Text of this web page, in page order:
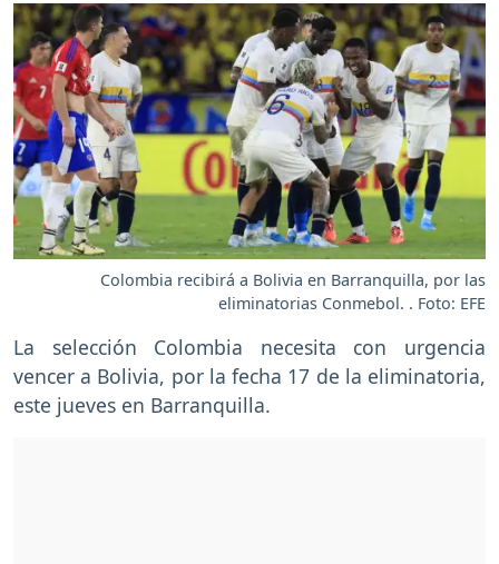
Colombia recibirá a Bolivia en Barranquilla, por las
eliminatorias Conmebol. . Foto: EFE
La selección Colombia necesita con urgencia
vencer a Bolivia, por la fecha 17 de la eliminatoria,
este jueves en Barranquilla.